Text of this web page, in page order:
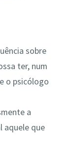
sobre
ter, num
o psicólogo
a
aquele que